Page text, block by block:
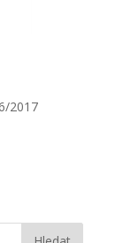
2017